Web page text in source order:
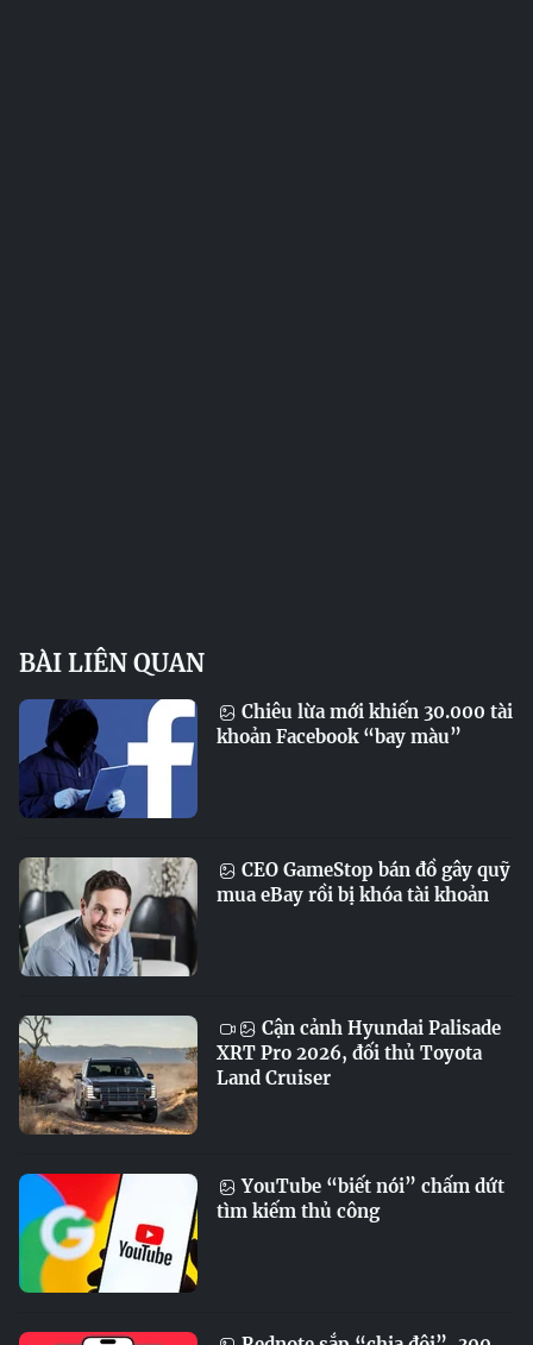
BÀI LIÊN QUAN
Chiêu lừa mới khiến 30.000 tài
khoản Facebook “bay màu”
CEO GameStop bán đồ gây quỹ
mua eBay rồi bị khóa tài khoản
Cận cảnh Hyundai Palisade
XRT Pro 2026, đối thủ Toyota
Land Cruiser
YouTube “biết nói” chấm dứt
tìm kiếm thủ công